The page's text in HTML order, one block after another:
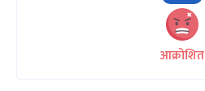
आक्रोशित